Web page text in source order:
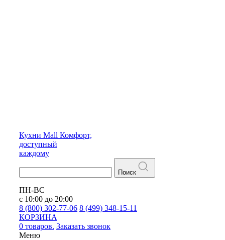
Кухни Mall Комфорт,
доступный
каждому
Поиск
ПН-ВС
с 10:00 до 20:00
8 (800) 302-77-06 8 (499) 348-15-11
КОРЗИНА
0 товаров. Заказать звонок
Меню